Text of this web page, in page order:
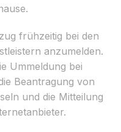
frühzeitig bei den
anzumelden.
Ummeldung bei
Beantragung von
und die Mitteilung